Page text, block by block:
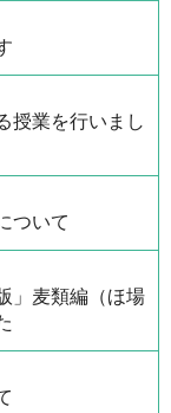
授業を行いまし
ついて
」麦類編（ほ場